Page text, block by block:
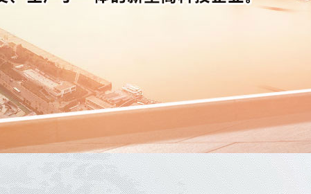
新闻资讯： 特氟龙喷涂-选择苏州四氟防腐科技